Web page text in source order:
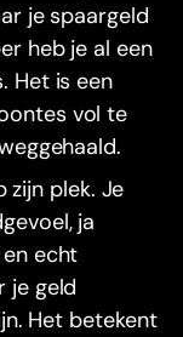
je spaargeld
heb je al een
Het is een
vol te
zijn plek. Je
ja
echt
je geld
Het betekent